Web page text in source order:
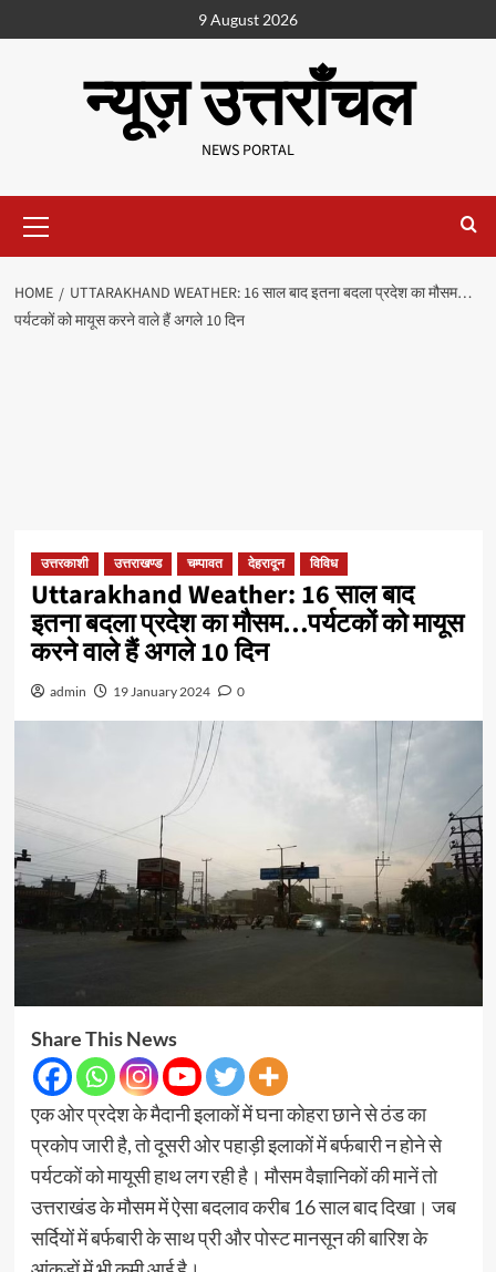
9 August 2026
न्यूज़ उत्तराँचल
NEWS PORTAL
HOME
UTTARAKHAND WEATHER: 16 साल बाद इतना बदला प्रदेश का मौसम…
पर्यटकों को मायूस करने वाले हैं अगले 10 दिन
उत्तरकाशी उत्तराखण्ड चम्पावत देहरादून विविध
Uttarakhand Weather: 16 साल बाद
इतना बदला प्रदेश का मौसम…पर्यटकों को मायूस
करने वाले हैं अगले 10 दिन
admin 19 January 2024 0
Share This News
एक ओर प्रदेश के मैदानी इलाकों में घना कोहरा छाने से ठंड का
प्रकोप जारी है, तो दूसरी ओर पहाड़ी इलाकों में बर्फबारी न होने से
पर्यटकों को मायूसी हाथ लग रही है। मौसम वैज्ञानिकों की मानें तो
उत्तराखंड के मौसम में ऐसा बदलाव करीब 16 साल बाद दिखा। जब
सर्दियों में बर्फबारी के साथ प्री और पोस्ट मानसून की बारिश के